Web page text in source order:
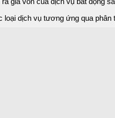
loại dịch vụ tương ứng qua